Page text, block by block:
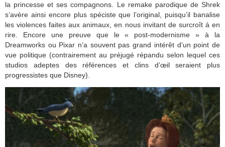
la princesse et ses compagnons. Le remake parodique de Shrek
s’avère ainsi encore plus spéciste que l’original, puisqu’il banalise
les violences faites aux animaux, en nous invitant de surcroît à en
rire. Encore une preuve que le « post-modernisme » à la
Dreamworks ou Pixar n’a souvent pas grand intérêt d’un point de
vue politique (contrairement au préjugé répandu selon lequel ces
studios adeptes des références et clins d’œil seraient plus
progressistes que Disney).